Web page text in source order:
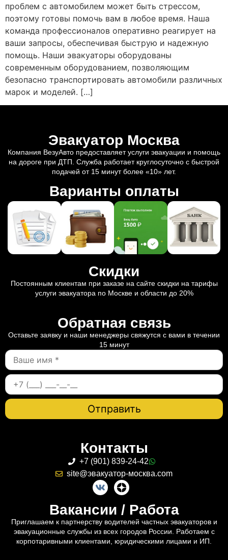
проблем с автомобилем может быть стрессом,
поэтому готовы помочь вам в любое время. Наша
команда профессионалов оперативно реагирует на
ваши запросы, обеспечивая быструю и надежную
помощь. Наши эвакуаторы оборудованы
современным оборудованием, позволяющим
безопасно транспортировать автомобили различных
марок и моделей. […]
Эвакуатор Москва
Компания ВезуАвто предоставляет услуги эвакуации и помощь
на дороге при ДТП. Служба работает круглосуточно с быстрой
подачей от 15 минут более «10» лет.
Варианты оплаты
Скидки
Постоянным клиентам при заказе на сайте скидки на тарифы
услуги эвакуатора по Москве и области до 20%
Обратная связь
Оставьте заявку и наши менеджеры свяжутся с вами в течении
15 минут
Контакты
+7 (901) 839-24-42
site@эвакуатор-москва.com
Вакансии / Работа
Приглашаем к партнерству водителей частных эвакуаторов и
эвакуационные службы из всех городов России. Работаем с
корпотаривными клиентами, юридическими лицами и ИП.